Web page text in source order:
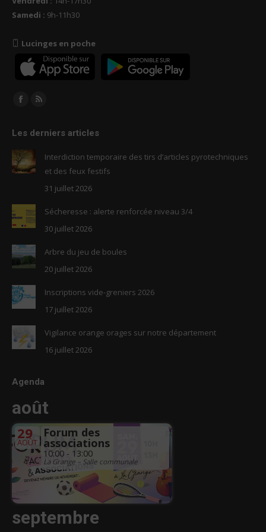
Samedi : 9h-11h30
Lucinges en poche
Trouvez nous sur :
Facebook
opens
in
new
RSS
opens
new
window
Les derniers articles
Interdiction temporaire des tirs d’articles pyrotechniques
et des feux festifs
31 juillet 2026
Sécheresse : alerte renforcée niveau 3/4
30 juillet 2026
Arbre du jeu de boules
20 juillet 2026
Inscriptions vide-greniers 2026
17 juillet 2026
Vigilance orange orages sur notre département
16 juillet 2026
Agenda
août
29
AOÛT
Forum des
associations
10:00 - 13:00
La Grange – Salle communale
septembre